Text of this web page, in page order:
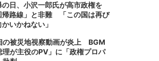
の日、小沢一郎氏が高市政権を
帰路線」と非難 「この国は再び
いかねない」
の被災地視察動画が炎上 BGM
理が主役のPV」に「政権プロパ